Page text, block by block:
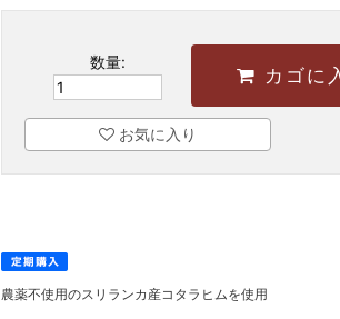
数量:
カゴに
お気に入り
農薬不使用のスリランカ産コタラヒムを使用